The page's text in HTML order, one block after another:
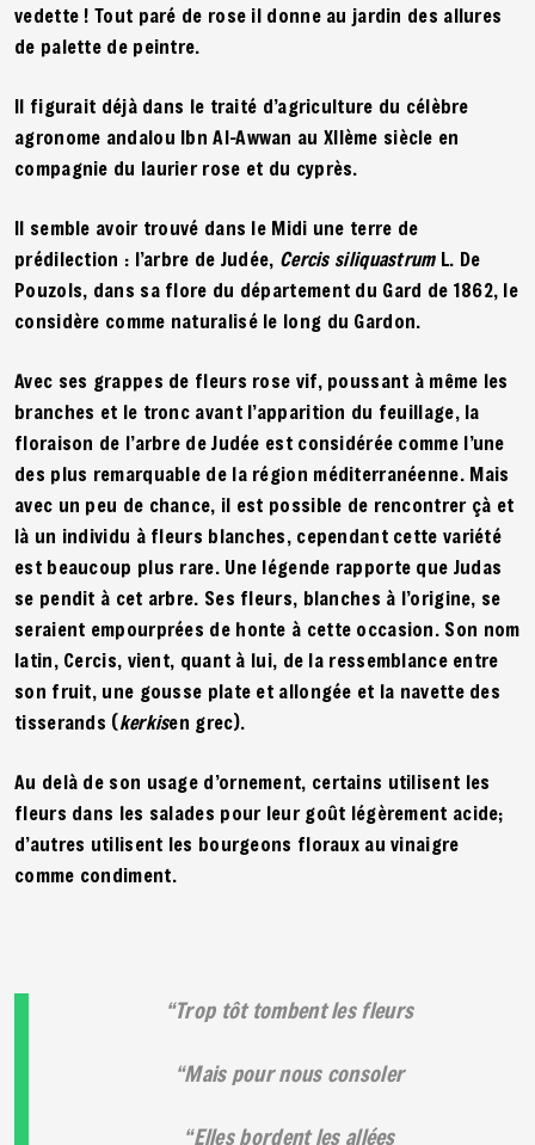
vedette ! Tout paré de rose il donne au jardin des allures
de palette de peintre.
Il figurait déjà dans le traité d’agriculture du célèbre
agronome andalou Ibn Al-Awwan au XIIème siècle en
compagnie du laurier rose et du cyprès.
Il semble avoir trouvé dans le Midi une terre de
prédilection : l’arbre de Judée, Cercis siliquastrum L. De
Pouzols, dans sa flore du département du Gard de 1862, le
considère comme naturalisé le long du Gardon.
Avec ses grappes de fleurs rose vif, poussant à même les
branches et le tronc avant l’apparition du feuillage, la
floraison de l’arbre de Judée est considérée comme l’une
des plus remarquable de la région méditerranéenne. Mais
avec un peu de chance, il est possible de rencontrer çà et
là un individu à fleurs blanches, cependant cette variété
est beaucoup plus rare. Une légende rapporte que Judas
se pendit à cet arbre. Ses fleurs, blanches à l’origine, se
seraient empourprées de honte à cette occasion. Son nom
latin, Cercis, vient, quant à lui, de la ressemblance entre
son fruit, une gousse plate et allongée et la navette des
tisserands (kerkisen grec).
Au delà de son usage d’ornement, certains utilisent les
fleurs dans les salades pour leur goût légèrement acide;
d’autres utilisent les bourgeons floraux au vinaigre
comme condiment.
Trop tôt tombent les fleurs
Mais pour nous consoler
Elles bordent les allées